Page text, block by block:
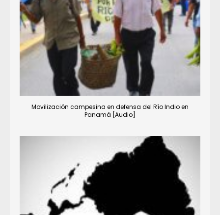
Movilización campesina en defensa del Río Indio en
Panamá [Audio]